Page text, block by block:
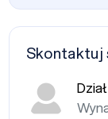
Skontaktuj